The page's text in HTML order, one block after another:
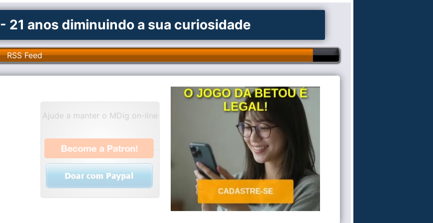
- 21 anos diminuindo a sua curiosidade
RSS Feed
Ajude a manter o MDig on-line
.